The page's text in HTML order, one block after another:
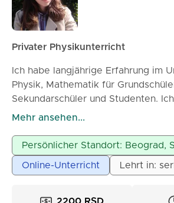
Privater Physikunterricht
Ich habe langjährige Erfahrung im
Physik, Mathematik für
Sekundarschüler und Studenten.
Fakultät für Physik in Belgrad mit
abgeschlossen. Der Unterricht
stattfinden.
Mehr ansehen...
Persönlicher Standort: Beograd,
Online-Unterricht Lehrt in: